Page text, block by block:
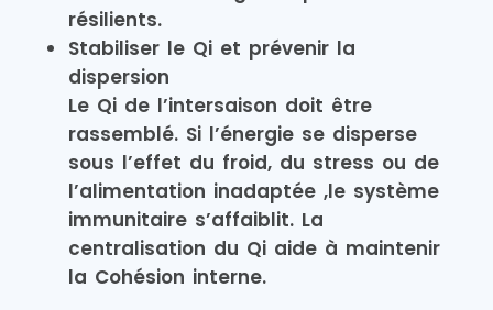
résilients.
Stabiliser le Qi et prévenir la
dispersion
Le Qi de l’intersaison doit être
rassemblé. Si l’énergie se disperse
sous l’effet du froid, du stress ou de
l’alimentation inadaptée ,le système
immunitaire s’affaiblit. La
centralisation du Qi aide à maintenir
la Cohésion interne.